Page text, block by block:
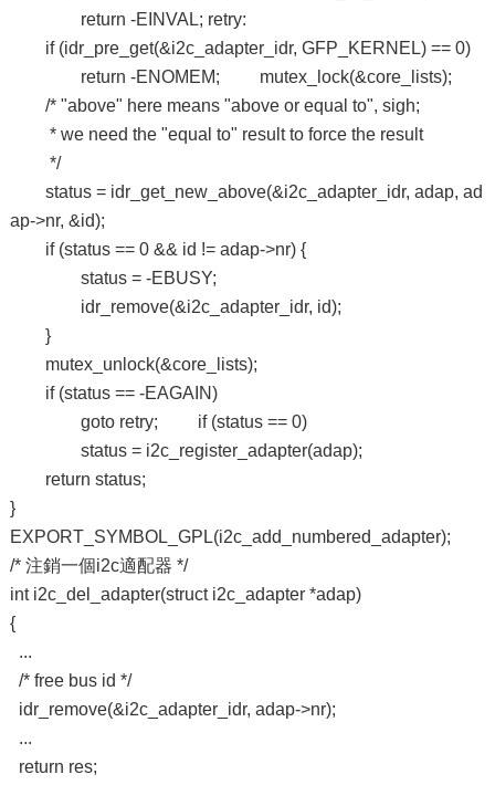
return -EINVAL; retry:
if (idr_pre_get(&i2c_adapter_idr, GFP_KERNEL) == 0)
return -ENOMEM; mutex_lock(&core_lists);
/* "above" here means "above or equal to", sigh;
* we need the "equal to" result to force the result
*/
status = idr_get_new_above(&i2c_adapter_idr, adap, ad
ap->nr, &id);
if (status == 0 && id != adap->nr) {
status = -EBUSY;
idr_remove(&i2c_adapter_idr, id);
}
mutex_unlock(&core_lists);
if (status == -EAGAIN)
goto retry; if (status == 0)
status = i2c_register_adapter(adap);
return status;
}
EXPORT_SYMBOL_GPL(i2c_add_numbered_adapter);
/* 注銷一個i2c適配器 */
int i2c_del_adapter(struct i2c_adapter *adap)
{
...
/* free bus id */
idr_remove(&i2c_adapter_idr, adap->nr);
...
return res;